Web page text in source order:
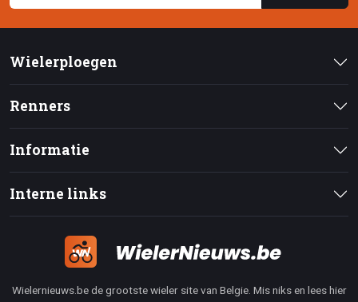
Wielerploegen
Renners
Informatie
Interne links
Wielernieuws.be de grootste wieler site van Belgie. Mis niks en lees hier